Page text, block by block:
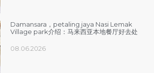
Damansara，petaling jaya Nasi Lemak
Village park介绍：马来西亚本地餐厅好去处
08.06.2026